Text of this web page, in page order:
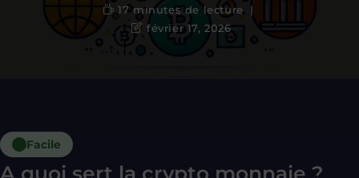
17 minutes de lecture
février 17, 2026
Facile
A quoi sert la crypto monnaie ?